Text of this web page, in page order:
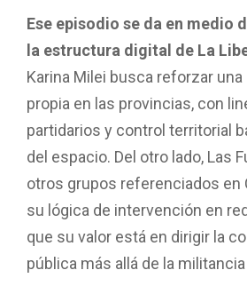
Ese episodio se da en medio
la estructura digital de La
Karina Milei busca reforzar
propia en las provincias, con
partidarios y control territorial
del espacio. Del otro lado, Las
otros grupos referenciados en
su lógica de intervención en
que su valor está en dirigir la
pública más allá de la